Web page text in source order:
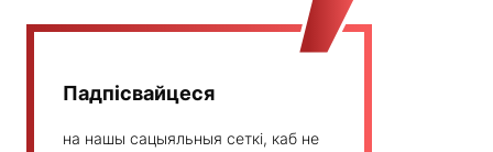
Падпісвайцеся
на нашы сацыяльныя сеткі, каб не